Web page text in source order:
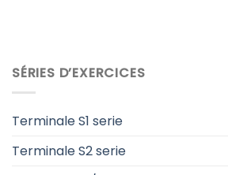
SÉRIES D’EXERCICES
Terminale S1 serie
Terminale S2 serie